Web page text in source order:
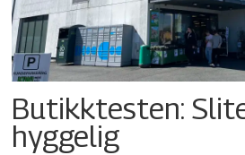
Butikktesten:
hyggelig